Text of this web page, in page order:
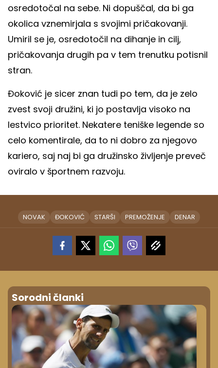
osredotočal na sebe. Ni dopuščal, da bi ga
okolica vznemirjala s svojimi pričakovanji.
Umiril se je, osredotočil na dihanje in cilj,
pričakovanja drugih pa v tem trenutku potisnil
stran.
Đoković je sicer znan tudi po tem, da je zelo
zvest svoji družini, ki jo postavlja visoko na
lestvico prioritet. Nekatere teniške legende so
celo komentirale, da to ni dobro za njegovo
kariero, saj naj bi ga družinsko življenje preveč
oviralo v športnem razvoju.
NOVAK ĐOKOVIĆ STARŠI PREMOŽENJE DENAR
Sorodni članki